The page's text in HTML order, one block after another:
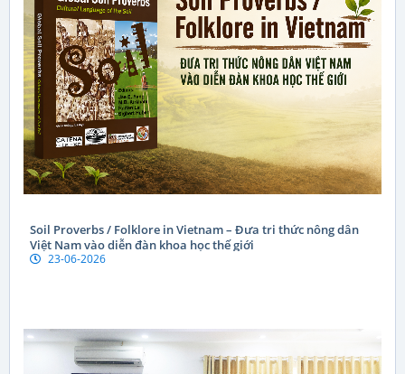
Soil Proverbs / Folklore in Vietnam – Đưa tri thức nông dân
Việt Nam vào diễn đàn khoa học thế giới
23-06-2026